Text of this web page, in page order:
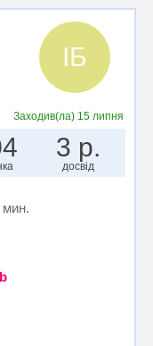
ІБ
Заходив(ла) 15 липня
3 р.
досвід
мин.